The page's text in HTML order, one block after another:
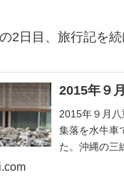
2日目、旅行記を
2015年９
2015年９月
集落を水牛車
た。沖縄の三